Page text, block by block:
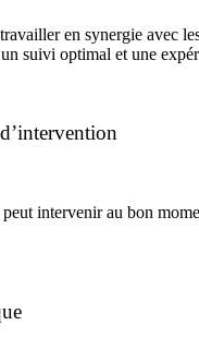
en synergie avec
suivi optimal et une
intervenir au bon